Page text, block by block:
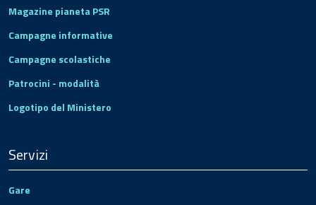
Magazine pianeta PSR
Campagne informative
Campagne scolastiche
Patrocini - modalità
Logotipo del Ministero
Servizi
Gare